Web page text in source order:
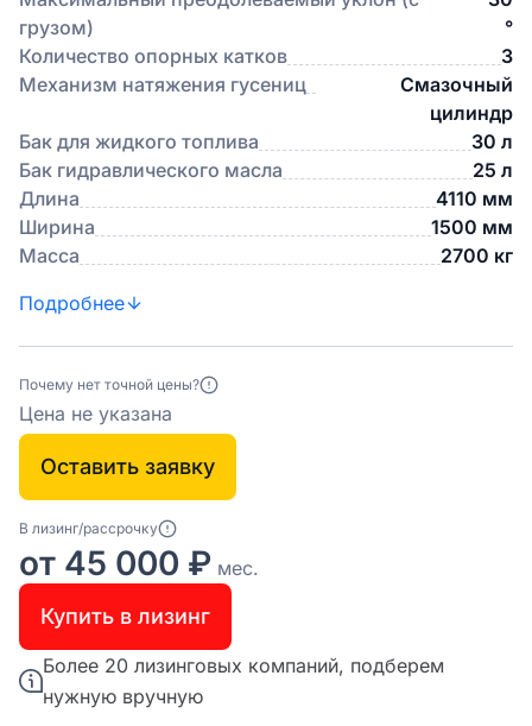
грузом)
°
Количество опорных катков
3
Механизм натяжения гусениц
Смазочный
цилиндр
Бак для жидкого топлива
30 л
Бак гидравлического масла
25 л
Длина
4110 мм
Ширина
1500 мм
Масса
2700 кг
Подробнее
Почему нет точной цены?
Цена не указана
Оставить заявку
В лизинг/рассрочку
от 45 000 ₽ мес.
Купить в лизинг
Более 20 лизинговых компаний, подберем
нужную вручную